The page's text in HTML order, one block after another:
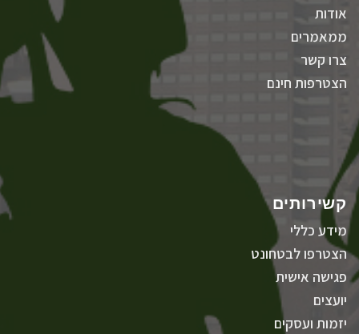
אודות
ממאמרים
צרו קשר
הצטרפות חינם
קשירותים
מידע כללי
הצטרפו לבטחונט
פגישה אישית
יועצים
יזמות ועסקים